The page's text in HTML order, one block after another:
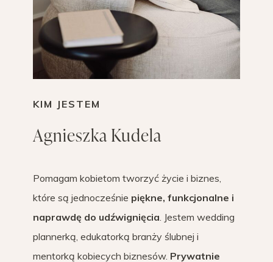
KIM JESTEM
Agnieszka Kudela
Pomagam kobietom tworzyć życie i biznes,
które są jednocześnie piękne, funkcjonalne i
naprawdę do udźwignięcia. Jestem wedding
plannerką, edukatorką branży ślubnej i
mentorką kobiecych biznesów. Prywatnie